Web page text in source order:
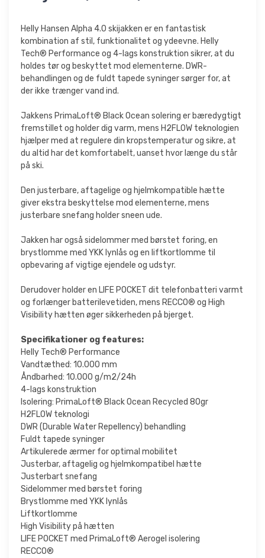
Helly Hansen Alpha 4.0 skijakken er en fantastisk
kombination af stil, funktionalitet og ydeevne. Helly
Tech® Performance og 4-lags konstruktion sikrer, at du
holdes tør og beskyttet mod elementerne. DWR-
behandlingen og de fuldt tapede syninger sørger for, at
der ikke trænger vand ind.
Jakkens PrimaLoft® Black Ocean solering er bæredygtigt
fremstillet og holder dig varm, mens H2FLOW teknologien
hjælper med at regulere din kropstemperatur og sikre, at
du altid har det komfortabelt, uanset hvor længe du står
på ski.
Den justerbare, aftagelige og hjelmkompatible hætte
giver ekstra beskyttelse mod elementerne, mens
justerbare snefang holder sneen ude.
Jakken har også sidelommer med børstet foring, en
brystlomme med YKK lynlås og en liftkortlomme til
opbevaring af vigtige ejendele og udstyr.
Derudover holder en LIFE POCKET dit telefonbatteri varmt
og forlænger batterilevetiden, mens RECCO® og High
Visibility hætten øger sikkerheden på bjerget.
Specifikationer og features:
Helly Tech® Performance
Vandtæthed: 10.000 mm
Åndbarhed: 10.000 g/m2/24h
4-lags konstruktion
Isolering: PrimaLoft® Black Ocean Recycled 80gr
H2FLOW teknologi
DWR (Durable Water Repellency) behandling
Fuldt tapede syninger
Artikulerede ærmer for optimal mobilitet
Justerbar, aftagelig og hjelmkompatibel hætte
Justerbart snefang
Sidelommer med børstet foring
Brystlomme med YKK lynlås
Liftkortlomme
High Visibility på hætten
LIFE POCKET med PrimaLoft® Aerogel isolering
RECCO®